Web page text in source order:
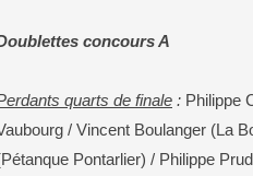
concours A
quarts de finale : Philippe
/ Vincent Boulanger (La
Pontarlier) / Philippe